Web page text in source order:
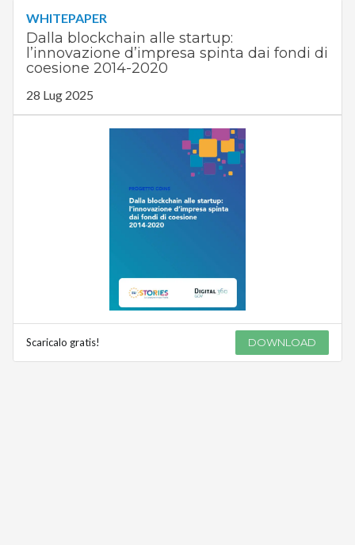
WHITEPAPER
Dalla blockchain alle startup:
l’innovazione d’impresa spinta dai fondi di
coesione 2014-2020
28 Lug 2025
Scaricalo gratis! DOWNLOAD